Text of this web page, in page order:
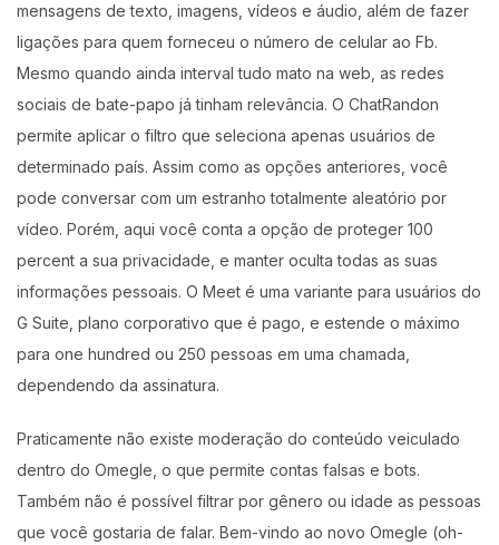
mensagens de texto, imagens, vídeos e áudio, além de fazer
ligações para quem forneceu o número de celular ao Fb.
Mesmo quando ainda interval tudo mato na web, as redes
sociais de bate-papo já tinham relevância. O ChatRandon
permite aplicar o filtro que seleciona apenas usuários de
determinado país. Assim como as opções anteriores, você
pode conversar com um estranho totalmente aleatório por
vídeo. Porém, aqui você conta a opção de proteger 100
percent a sua privacidade, e manter oculta todas as suas
informações pessoais. O Meet é uma variante para usuários do
G Suite, plano corporativo que é pago, e estende o máximo
para one hundred ou 250 pessoas em uma chamada,
dependendo da assinatura.
Praticamente não existe moderação do conteúdo veiculado
dentro do Omegle, o que permite contas falsas e bots.
Também não é possível filtrar por gênero ou idade as pessoas
que você gostaria de falar. Bem-vindo ao novo Omegle (oh-